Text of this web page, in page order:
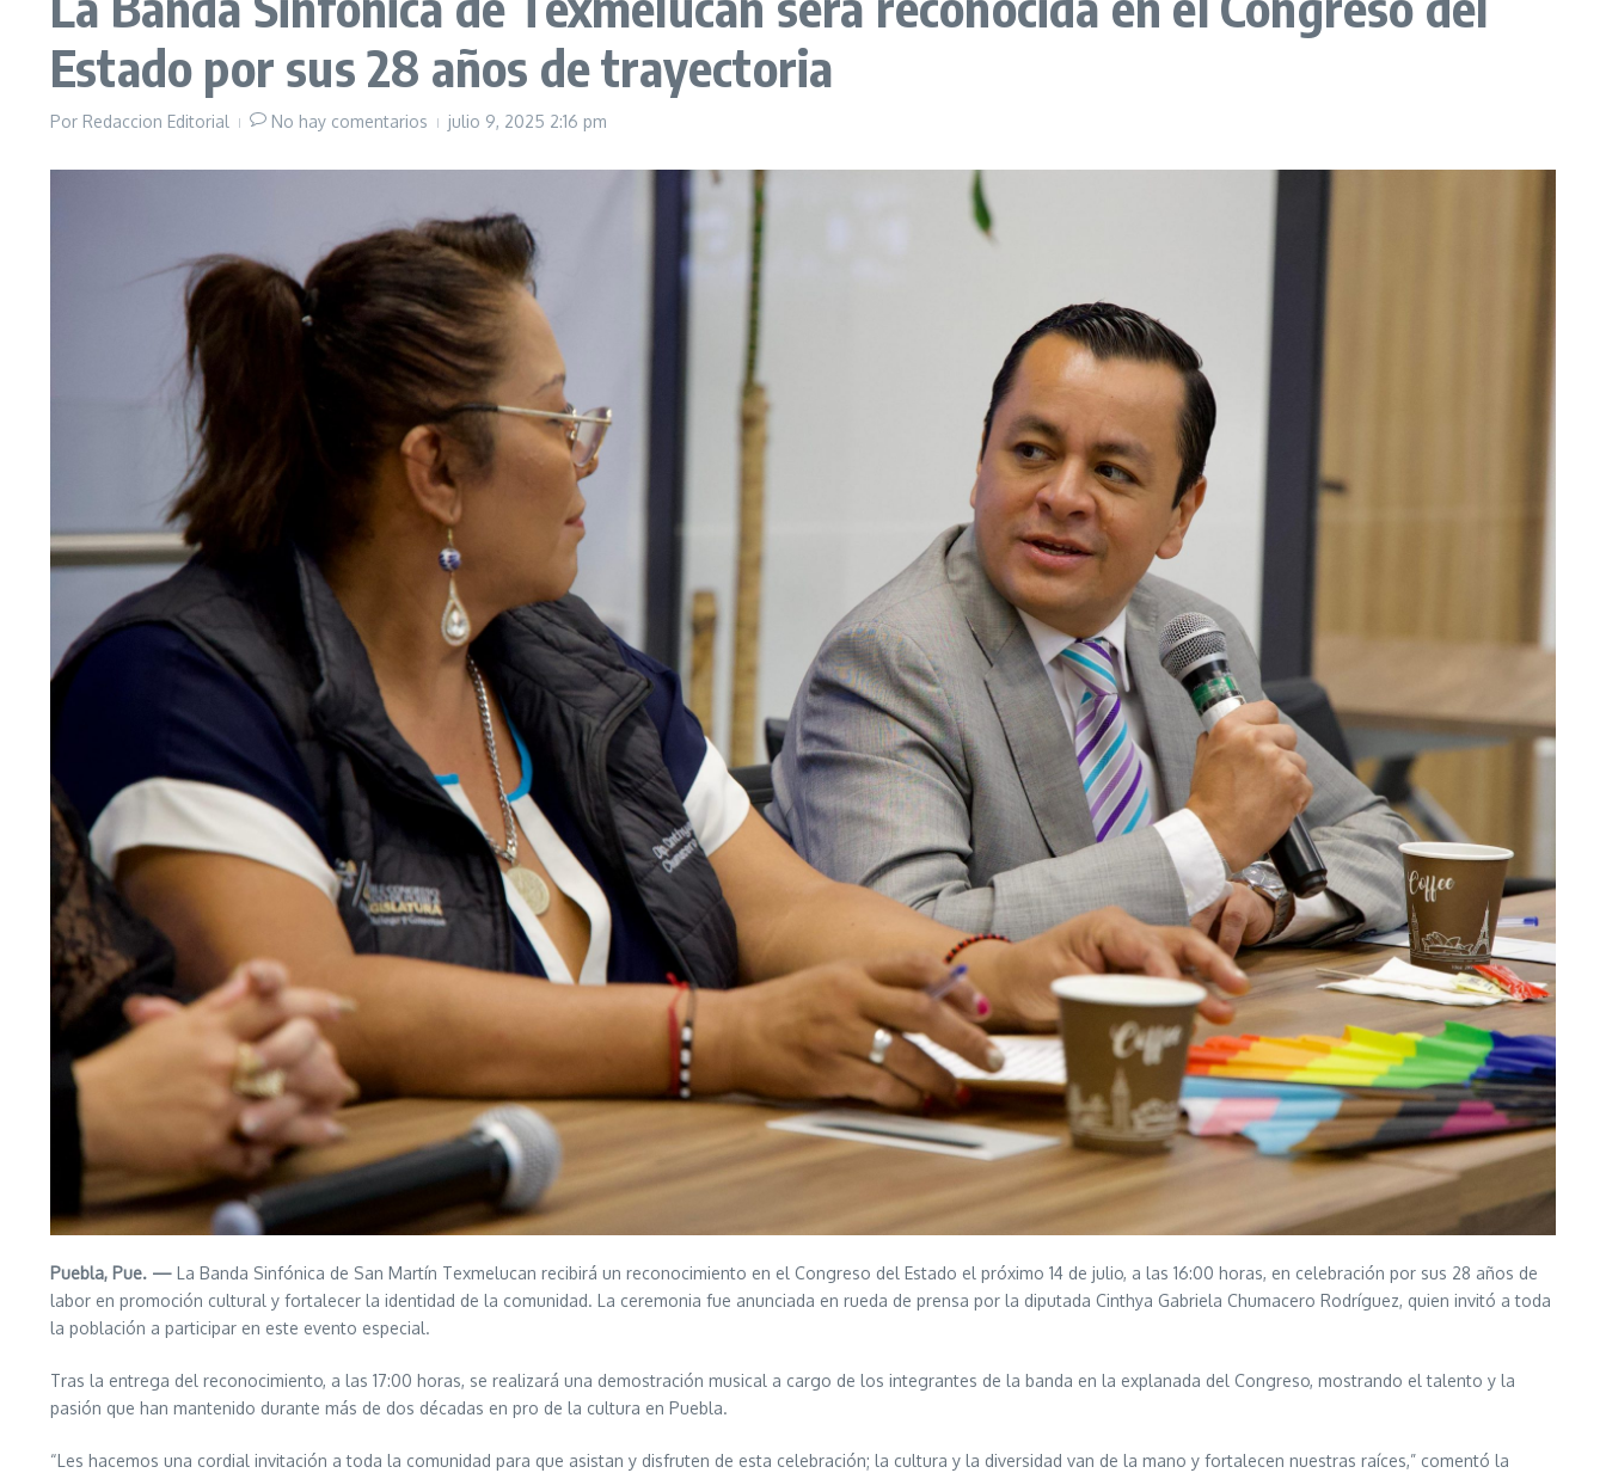
Estado por sus 28 años de trayectoria
Por Redaccion Editorial No hay comentarios julio 9, 2025 2:16 pm
Puebla, Pue. — La Banda Sinfónica de San Martín Texmelucan recibirá un reconocimiento en el Congreso del Estado el próximo 14 de julio, a las 16:00 horas, en celebración por sus 28 años de
labor en promoción cultural y fortalecer la identidad de la comunidad. La ceremonia fue anunciada en rueda de prensa por la diputada Cinthya Gabriela Chumacero Rodríguez, quien invitó a toda
la población a participar en este evento especial.
Tras la entrega del reconocimiento, a las 17:00 horas, se realizará una demostración musical a cargo de los integrantes de la banda en la explanada del Congreso, mostrando el talento y la
pasión que han mantenido durante más de dos décadas en pro de la cultura en Puebla.
“Les hacemos una cordial invitación a toda la comunidad para que asistan y disfruten de esta celebración; la cultura y la diversidad van de la mano y fortalecen nuestras raíces,” comentó la